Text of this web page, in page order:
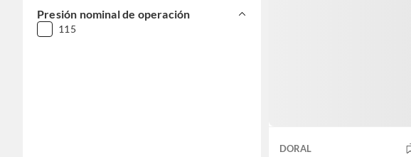
Presión nominal de operación
115
DORAL